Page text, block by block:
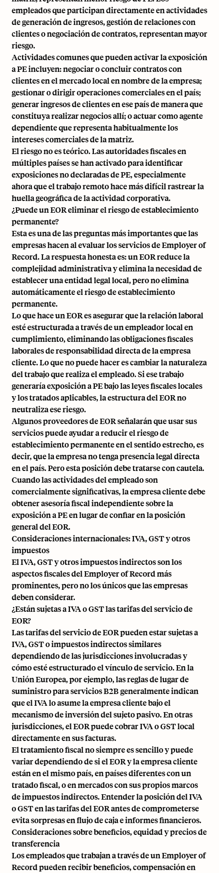
empleados que participan directamente en actividades
de generación de ingresos, gestión de relaciones con
clientes o negociación de contratos, representan mayor
riesgo.
Actividades comunes que pueden activar la exposición
a PE incluyen: negociar o concluir contratos con
clientes en el mercado local en nombre de la empresa;
gestionar o dirigir operaciones comerciales en el país;
generar ingresos de clientes en ese país de manera que
constituya realizar negocios allí; o actuar como agente
dependiente que representa habitualmente los
intereses comerciales de la matriz.
El riesgo no es teórico. Las autoridades fiscales en
múltiples países se han activado para identificar
exposiciones no declaradas de PE, especialmente
ahora que el trabajo remoto hace más difícil rastrear la
huella geográfica de la actividad corporativa.
¿Puede un EOR eliminar el riesgo de establecimiento
permanente?
Esta es una de las preguntas más importantes que las
empresas hacen al evaluar los servicios de Employer of
Record. La respuesta honesta es: un EOR reduce la
complejidad administrativa y elimina la necesidad de
establecer una entidad legal local, pero no elimina
automáticamente el riesgo de establecimiento
permanente.
Lo que hace un EOR es asegurar que la relación laboral
esté estructurada a través de un empleador local en
cumplimiento, eliminando las obligaciones fiscales
laborales de responsabilidad directa de la empresa
cliente. Lo que no puede hacer es cambiar la naturaleza
del trabajo que realiza el empleado. Si ese trabajo
generaría exposición a PE bajo las leyes fiscales locales
y los tratados aplicables, la estructura del EOR no
neutraliza ese riesgo.
Algunos proveedores de EOR señalarán que usar sus
servicios puede ayudar a reducir el riesgo de
establecimiento permanente en el sentido estrecho, es
decir, que la empresa no tenga presencia legal directa
en el país. Pero esta posición debe tratarse con cautela.
Cuando las actividades del empleado son
comercialmente significativas, la empresa cliente debe
obtener asesoría fiscal independiente sobre la
exposición a PE en lugar de confiar en la posición
general del EOR.
Consideraciones internacionales: IVA, GST y otros
impuestos
El IVA, GST y otros impuestos indirectos son los
aspectos fiscales del Employer of Record más
prominentes, pero no los únicos que las empresas
deben considerar.
¿Están sujetas a IVA o GST las tarifas del servicio de
EOR?
Las tarifas del servicio de EOR pueden estar sujetas a
IVA, GST o impuestos indirectos similares
dependiendo de las jurisdicciones involucradas y
cómo esté estructurado el vínculo de servicio. En la
Unión Europea, por ejemplo, las reglas de lugar de
suministro para servicios B2B generalmente indican
que el IVA lo asume la empresa cliente bajo el
mecanismo de inversión del sujeto pasivo. En otras
jurisdicciones, el EOR puede cobrar IVA o GST local
directamente en sus facturas.
El tratamiento fiscal no siempre es sencillo y puede
variar dependiendo de si el EOR y la empresa cliente
están en el mismo país, en países diferentes con un
tratado fiscal, o en mercados con sus propios marcos
de impuestos indirectos. Entender la posición del IVA
o GST en las tarifas del EOR antes de comprometerse
evita sorpresas en flujo de caja e informes financieros.
Consideraciones sobre beneficios, equidad y precios de
transferencia
Los empleados que trabajan a través de un Employer of
Record pueden recibir beneficios, compensación en